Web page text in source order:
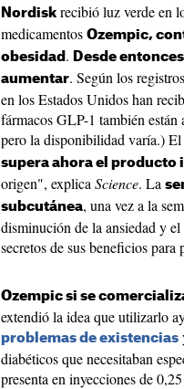
Nordisk recibió luz verde en
medicamentos Ozempic,
obesidad . Desde
aumentar. Según los
en los Estados Unidos han
fármacos GLP-1 también están
pero la disponibilidad varía.) El
supera ahora el
origen", explica Science. La
subcutánea, una vez a la
disminución de la ansiedad y
secretos de sus beneficios para
Ozempic si se
extendió la idea que utilizarlo
problemas de existencias
diabéticos que necesitaban
presenta en inyecciones de